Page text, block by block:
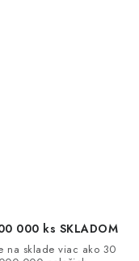
000 ks SKLADOM
na sklade viac ako 30